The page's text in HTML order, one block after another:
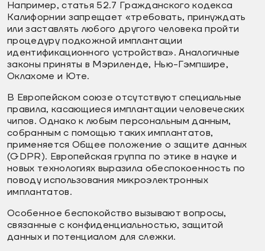
Например, статья 52.7 Гражданского кодекса
Калифорнии запрещает «требовать, принуждать
или заставлять любого другого человека пройти
процедуру подкожной имплантации
идентификационного устройства». Аналогичные
законы приняты в Мэриленде, Нью-Гэмпшире,
Оклахоме и Юте.
В Европейском союзе отсутствуют специальные
правила, касающиеся имплантации человеческих
чипов. Однако к любым персональным данным,
собранным с помощью таких имплантатов,
применяется Общее положение о защите данных
(GDPR). Европейская группа по этике в науке и
новых технологиях выразила обеспокоенность по
поводу использования микроэлектронных
имплантатов.
Особенное беспокойство вызывают вопросы,
связанные с конфиденциальностью, защитой
данных и потенциалом для слежки.